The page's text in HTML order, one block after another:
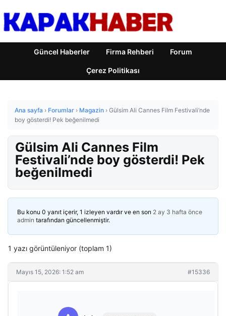
Güncel Haberler Firma Rehberi Forum
Çerez Politikası
Ana sayfa › Forumlar › Magazin › Gülsim Ali Cannes Film Festivali’nde
boy gösterdi! Pek beğenilmedi
Gülsim Ali Cannes Film
Festivali’nde boy gösterdi! Pek
beğenilmedi
Bu konu 0 yanıt içerir, 1 izleyen vardır ve en son 2 ay 3 hafta önce
admin tarafından güncellenmiştir.
1 yazı görüntüleniyor (toplam 1)
Mayıs 15, 2026: 1:52 am #15336